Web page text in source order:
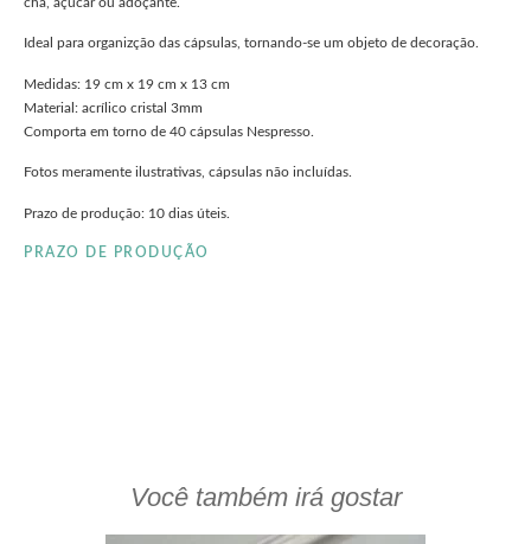
Ideal para organizção das cápsulas, tornando-se um objeto de decoração.
Medidas: 19 cm x 19 cm x 13 cm
Material: acrílico cristal 3mm
Comporta em torno de 40 cápsulas Nespresso.
Fotos meramente ilustrativas, cápsulas não incluídas.
Prazo de produção: 10 dias úteis.
PRAZO DE PRODUÇÃO
Você também irá gostar